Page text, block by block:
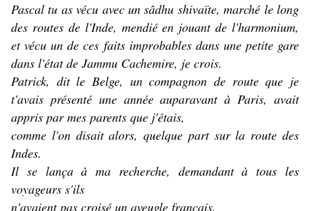
Pascal tu as vécu avec un sâdhu shivaïte, marché le long
des routes de l'Inde, mendié en jouant de l'harmonium,
et vécu un de ces faits improbables dans une petite gare
dans l'état de Jammu Cachemire, je crois.
Patrick, dit le Belge, un compagnon de route que je
t'avais présenté une année auparavant à Paris, avait
appris par mes parents que j'étais,
comme l'on disait alors, quelque part sur la route des
Indes.
Il se lança à ma recherche, demandant à tous les
voyageurs s'ils
n'avaient pas croisé un aveugle français.